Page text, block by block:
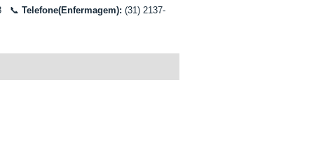
📞 Telefone(Enfermagem): (31) 2137-